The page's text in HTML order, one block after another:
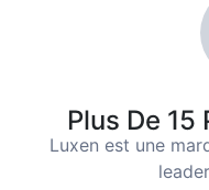
Plus De 15
Luxen est une